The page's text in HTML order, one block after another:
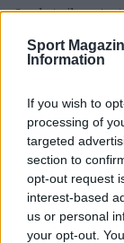
Sport
Information
If you wish to
processing of
targeted
section to
opt-out request
interest-based
us or personal
your opt-out.
Scaduto il
Redazione Sport